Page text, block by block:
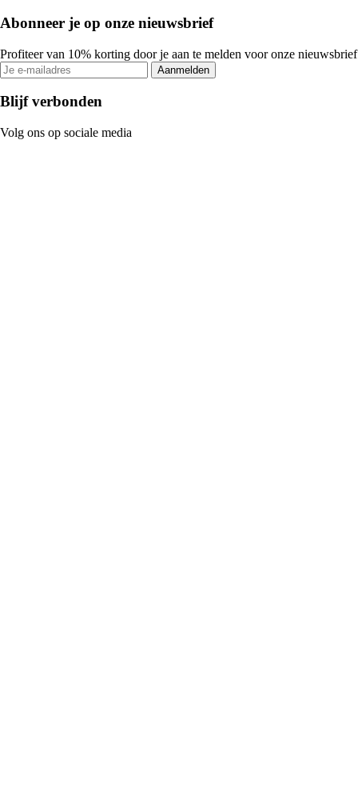
Abonneer je op onze nieuwsbrief
Profiteer van 10% korting door je aan te melden voor onze nieuwsbrief
Aanmelden
Blijf verbonden
Volg ons op sociale media